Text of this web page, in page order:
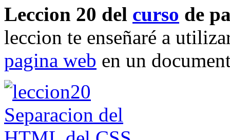
Leccion 20 del curso de
leccion te enseñaré a
pagina web en un